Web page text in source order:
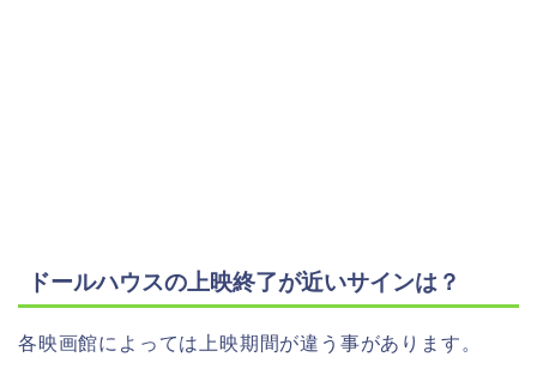
ドールハウスの上映終了が近いサインは？
各映画館によっては上映期間が違う事があります。